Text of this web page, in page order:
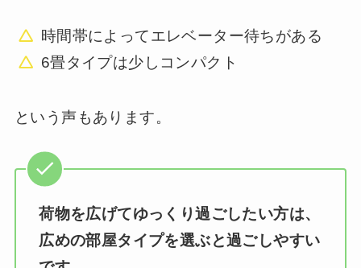
時間帯によってエレベーター待ちがある
6畳タイプは少しコンパクト
という声もあります。
荷物を広げてゆっくり過ごしたい方は、
広めの部屋タイプを選ぶと過ごしやすい